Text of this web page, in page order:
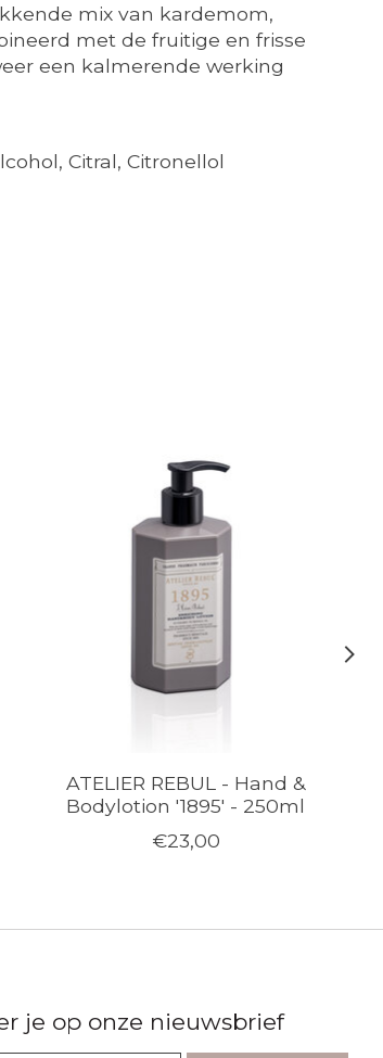
mix van kardemom,
met de fruitige en frisse
een kalmerende werking
Citral, Citronellol
ATELIER REBUL - Hand &
Bodylotion '1895' - 250ml
€23,00
je op onze nieuwsbrief